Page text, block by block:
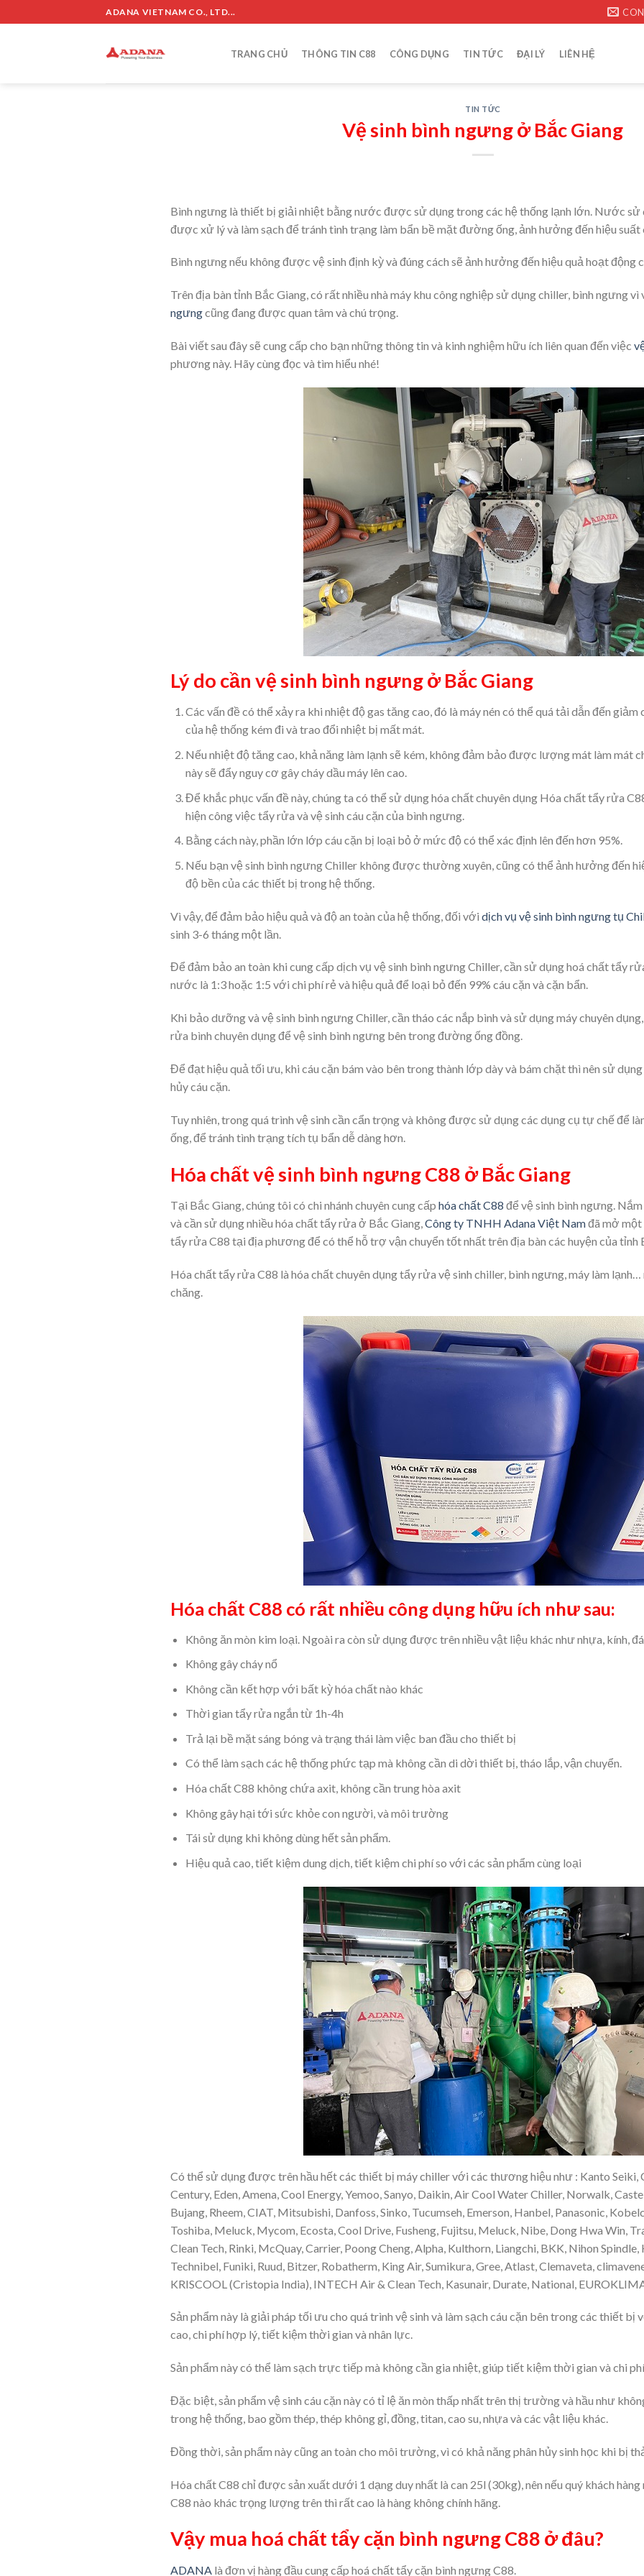
to
ADANA VIETNAM CO., LTD...
TRANG CHỦ THÔNG TIN C88 CÔNG DỤNG TIN TỨC ĐẠI LÝ LIÊN HỆ
TIN TỨC
Vệ sinh bình ngưng ở Bắc Giang
Bình ngưng là thiết bị giải nhiệt bằng nước được sử dụng trong các hệ thống lạnh lớn. Nước
được xử lý và làm sạch để tránh tình trạng làm bẩn bề mặt đường ống, ảnh hưởng đến hiệu suất
Bình ngưng nếu không được vệ sinh định kỳ và đúng cách sẽ ảnh hưởng đến hiệu quả hoạt động
Trên địa bàn tỉnh Bắc Giang, có rất nhiều nhà máy khu công nghiệp sử dụng chiller, bình ngưng
ngưngcũng đang được quan tâm và chú trọng.
Bài viết sau đây sẽ cung cấp cho bạn những thông tin và kinh nghiệm hữu ích liên quan đến việc
phương này. Hãy cùng đọc và tìm hiểu nhé!
Lý do cần vệ sinh bình ngưng ở Bắc Giang
Các vấn đề có thể xảy ra khi nhiệt độ gas tăng cao, đó là máy nén có thể quá tải dẫn đến giảm
của hệ thống kém đi và trao đổi nhiệt bị mất mát.
Nếu nhiệt độ tăng cao, khả năng làm lạnh sẽ kém, không đảm bảo được lượng mát làm mát
này sẽ đẩy nguy cơ gây cháy dầu máy lên cao.
Để khắc phục vấn đề này, chúng ta có thể sử dụng hóa chất chuyên dụng Hóa chất tẩy rửa
hiện công việc tẩy rửa và vệ sinh cáu cặn của bình ngưng.
Bằng cách này, phần lớn lớp cáu cặn bị loại bỏ ở mức độ có thể xác định lên đến hơn 95%.
Nếu bạn vệ sinh bình ngưng Chiller không được thường xuyên, cũng có thể ảnh hưởng đến
độ bền của các thiết bị trong hệ thống.
Vì vậy, để đảm bảo hiệu quả và độ an toàn của hệ thống, đối với dịch vụ vệ sinh bình ngưng tụ
sinh 3-6 tháng một lần.
Để đảm bảo an toàn khi cung cấp dịch vụ vệ sinh bình ngưng Chiller, cần sử dụng hoá chất tẩy
nước là 1:3 hoặc 1:5 với chi phí rẻ và hiệu quả để loại bỏ đến 99% cáu cặn và cặn bẩn.
Khi bảo dưỡng và vệ sinh bình ngưng Chiller, cần tháo các nắp bình và sử dụng máy chuyên
rửa bình chuyên dụng để vệ sinh bình ngưng bên trong đường ống đồng.
Để đạt hiệu quả tối ưu, khi cáu cặn bám vào bên trong thành lớp dày và bám chặt thì nên sử
hủy cáu cặn.
Tuy nhiên, trong quá trình vệ sinh cần cẩn trọng và không được sử dụng các dụng cụ tự chế để
ống, để tránh tình trạng tích tụ bẩn dễ dàng hơn.
Hóa chất vệ sinh bình ngưng C88 ở Bắc Giang
Tại Bắc Giang, chúng tôi có chi nhánh chuyên cung cấp hóa chất C88 để vệ sinh bình ngưng.
và cần sử dụng nhiều hóa chất tẩy rửa ở Bắc Giang,Công ty TNHH Adana Việt Namđã mở một
tẩy rửa C88 tại địa phương để có thể hỗ trợ vận chuyển tốt nhất trên địa bàn các huyện của tỉnh
Hóa chất tẩy rửa C88 là hóa chất chuyên dụng tẩy rửa vệ sinh chiller, bình ngưng, máy làm
chăng.
Hóa chất C88 có rất nhiều công dụng hữu ích như sau:
Không ăn mòn kim loại. Ngoài ra còn sử dụng được trên nhiều vật liệu khác như nhựa, kính,
Không gây cháy nổ
Không cần kết hợp với bất kỳ hóa chất nào khác
Thời gian tẩy rửa ngắn từ 1h-4h
Trả lại bề mặt sáng bóng và trạng thái làm việc ban đầu cho thiết bị
Có thể làm sạch các hệ thống phức tạp mà không cần di dời thiết bị, tháo lắp, vận chuyển.
Hóa chất C88 không chứa axit, không cần trung hòa axit
Không gây hại tới sức khỏe con người, và môi trường
Tái sử dụng khi không dùng hết sản phẩm.
Hiệu quả cao, tiết kiệm dung dịch, tiết kiệm chi phí so với các sản phẩm cùng loại
Có thể sử dụng được trên hầu hết các thiết bị máy chiller với các thương hiệu như : Kanto Seiki,
Century, Eden, Amena, Cool Energy, Yemoo, Sanyo, Daikin, Air Cool Water Chiller, Norwalk,
Bujang, Rheem, CIAT, Mitsubishi, Danfoss, Sinko, Tucumseh, Emerson, Hanbel, Panasonic,
Toshiba, Meluck, Mycom, Ecosta, Cool Drive, Fusheng, Fujitsu, Meluck, Nibe, Dong Hwa Win,
Clean Tech, Rinki, McQuay, Carrier, Poong Cheng, Alpha, Kulthorn, Liangchi, BKK, Nihon Spindle,
Technibel, Funiki, Ruud, Bitzer, Robatherm, King Air, Sumikura, Gree, Atlast, Clemaveta,
KRISCOOL (Cristopia India), INTECH Air & Clean Tech, Kasunair, Durate, National,
Sản phẩm này là giải pháp tối ưu cho quá trình vệ sinh và làm sạch cáu cặn bên trong các thiết bị
cao, chi phí hợp lý, tiết kiệm thời gian và nhân lực.
Sản phẩm này có thể làm sạch trực tiếp mà không cần gia nhiệt, giúp tiết kiệm thời gian và chi
Đặc biệt, sản phẩm vệ sinh cáu cặn này có tỉ lệ ăn mòn thấp nhất trên thị trường và hầu như
trong hệ thống, bao gồm thép, thép không gỉ, đồng, titan, cao su, nhựa và các vật liệu khác.
Đồng thời, sản phẩm này cũng an toàn cho môi trường, vì có khả năng phân hủy sinh học khi bị
Hóa chất C88 chỉ được sản xuất dưới 1 dạng duy nhất là can 25l (30kg), nên nếu quý khách
C88 nào khác trọng lượng trên thì rất cao là hàng không chính hãng.
Vậy mua hoá chất tẩy cặn bình ngưng C88 ở đâu?
ADANA là đơn vị hàng đầu cung cấp hoá chất tẩy cặn bình ngưng C88.